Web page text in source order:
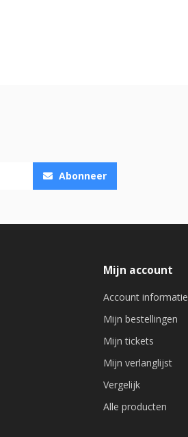
Abonneer
Mijn account
Account informatie
Mijn bestellingen
Mijn tickets
Mijn verlanglijst
Vergelijk
Alle producten